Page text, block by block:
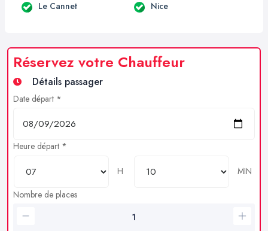
Le Cannet Nice
Réservez votre Chauffeur
Détails passager
Date départ *
Heure départ *
H
MIN
Nombre de places